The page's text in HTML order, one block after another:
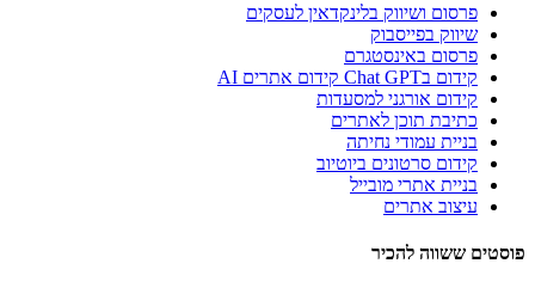
פרסום ושיווק בלינקדאין לעסקים
שיווק בפייסבוק
פרסום באינסטגרם
קידום בChat GPT קידום אתרים AI
קידום אורגני למסעדות
כתיבת תוכן לאתרים
בניית עמודי נחיתה
קידום סרטונים ביוטיוב
בניית אתרי מובייל
עיצוב אתרים
פוסטים ששווה להכיר